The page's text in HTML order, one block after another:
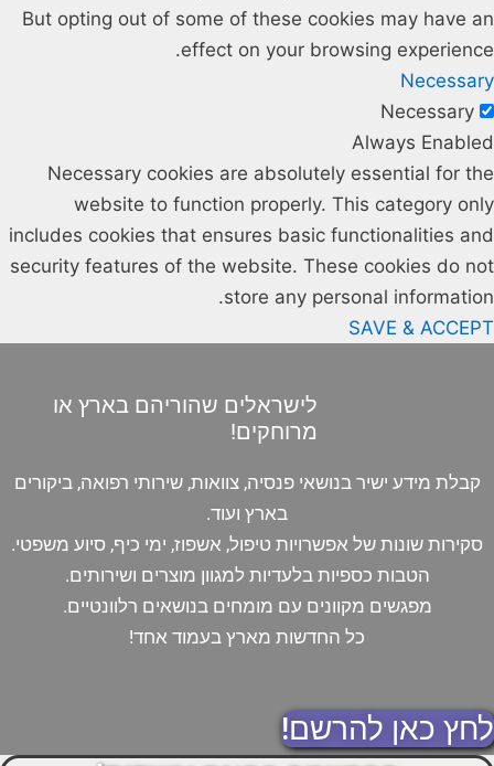
But opting out of some of these cookies may have an
effect on your browsing experience.
Necessary
Necessary
Always Enabled
Necessary cookies are absolutely essential for the
website to function properly. This category only
includes cookies that ensures basic functionalities and
security features of the website. These cookies do not
store any personal information.
SAVE & ACCEPT
לישראלים שהוריהם בארץ או
מרוחקים!
קבלת מידע ישיר בנושאי פנסיה, צוואות, שירותי רפואה, ביקורים
בארץ ועוד.
סקירות שונות של אפשרויות טיפול, אשפוז, ימי כיף, סיוע משפטי.
הטבות כספיות בלעדיות למגוון מוצרים ושירותים.
מפגשים מקוונים עם מומחים בנושאים רלוונטיים.
כל החדשות מארץ בעמוד אחד!
לחץ כאן להרשם!